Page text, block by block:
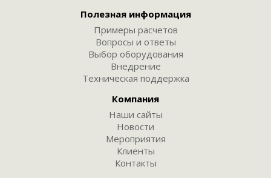
Полезная информация
Примеры расчетов
Вопросы и ответы
Выбор оборудования
Внедрение
Техническая поддержка
Компания
Наши сайты
Новости
Мероприятия
Клиенты
Контакты